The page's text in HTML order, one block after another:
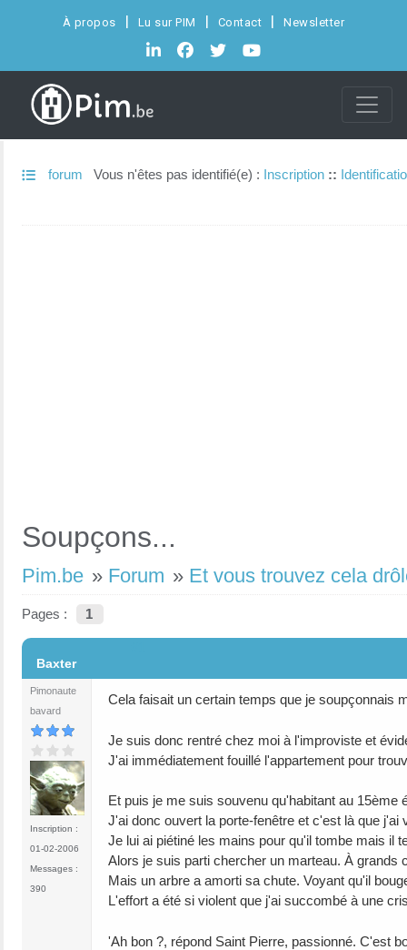
À propos Lu sur PIM Contact Newsletter
forum Vous n'êtes pas identifié(e) : Inscription ::
Soupçons...
Pim.be » Forum » Et vous trouvez cela
Pages : 1
Baxter
Pimonaute
bavard
Inscription :
01-02-2006
Messages :
390
Cela faisait un certain temps que je soupçonnais
Je suis donc rentré chez moi à l'improviste et
J'ai immédiatement fouillé l'appartement pour
Et puis je me suis souvenu qu'habitant au 15ème
J'ai donc ouvert la porte-fenêtre et c'est là que
Je lui ai piétiné les mains pour qu'il tombe mais il
Alors je suis parti chercher un marteau. À grands
Mais un arbre a amorti sa chute. Voyant qu'il
L'effort a été si violent que j'ai succombé à une
'Ah bon ?, répond Saint Pierre, passionné. C'est